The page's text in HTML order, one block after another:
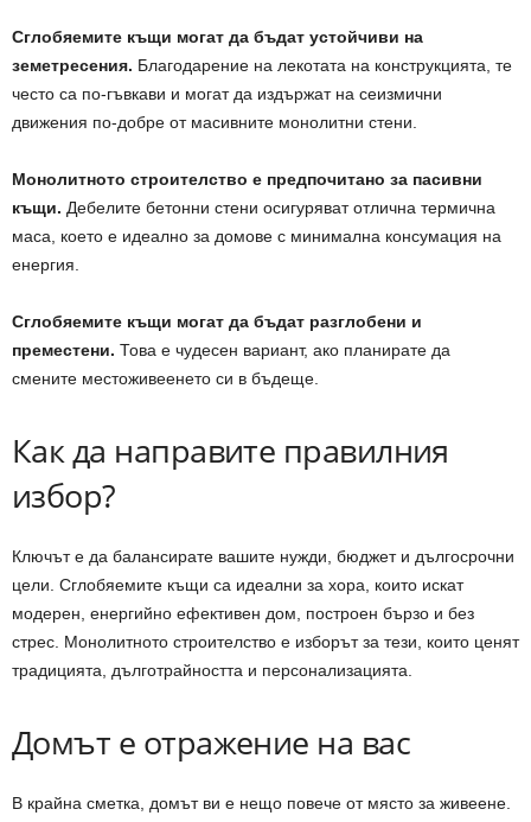
Сглобяемите къщи могат да бъдат устойчиви на
земетресения. Благодарение на лекотата на конструкцията, те
често са по-гъвкави и могат да издържат на сеизмични
движения по-добре от масивните монолитни стени.
Монолитното строителство е предпочитано за пасивни
къщи. Дебелите бетонни стени осигуряват отлична термична
маса, което е идеално за домове с минимална консумация на
енергия.
Сглобяемите къщи могат да бъдат разглобени и
преместени. Това е чудесен вариант, ако планирате да
смените местоживеенето си в бъдеще.
Как да направите правилния
избор?
Ключът е да балансирате вашите нужди, бюджет и дългосрочни
цели. Сглобяемите къщи са идеални за хора, които искат
модерен, енергийно ефективен дом, построен бързо и без
стрес. Монолитното строителство е изборът за тези, които ценят
традицията, дълготрайността и персонализацията.
Домът е отражение на вас
В крайна сметка, домът ви е нещо повече от място за живеене.